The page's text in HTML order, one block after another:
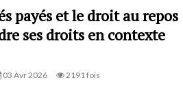
payés et le droit au repos
ses droits en contexte
03 Avr 2026 2191 fois